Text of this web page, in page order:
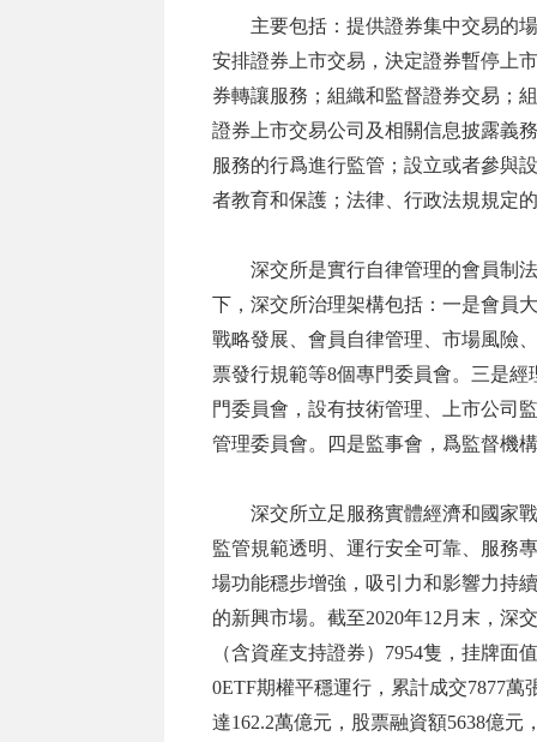
主要包括：提供證券集中交易的
安排證券上市交易，決定證券暫停上
券轉讓服務；組織和監督證券交易；
證券上市交易公司及相關信息披露義
服務的行爲進行監管；設立或者參與
者教育和保護；法律、行政法規規定
深交所是實行自律管理的會員制
下，深交所治理架構包括：一是會員
戰略發展、會員自律管理、市場風險
票發行規範等8個專門委員會。三是
門委員會，設有技術管理、上市公司
管理委員會。四是監事會，爲監督機
深交所立足服務實體經濟和國家
監管規範透明、運行安全可靠、服務
場功能穩步增強，吸引力和影響力持
的新興市場。截至2020年12月末，深
（含資産支持證券）7954隻，挂牌面
0ETF期權平穩運行，累計成交7877
達162.2萬億元，股票融資額5638億元